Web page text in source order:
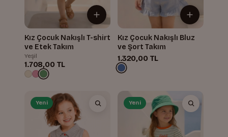
Kız Çocuk Nakışlı T-shirt
ve Etek Takım
Yeşil
1.708,00 TL
Kız Çocuk Nakışlı Bluz
ve Şort Takım
1.320,00 TL
Yeni Yeni